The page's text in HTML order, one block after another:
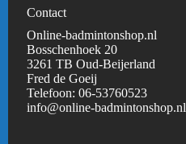
Contact
Online-badmintonshop.nl
Bosschenhoek 20
3261 TB Oud-Beijerland
Fred de Goeij
Telefoon:06-53760523
info@online-badmintonshop.nl